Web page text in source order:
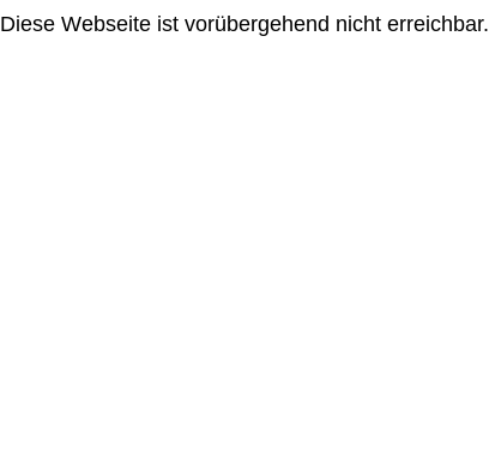
Diese Webseite ist vorübergehend nicht erreichbar.